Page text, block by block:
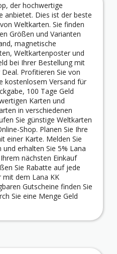
der hochwertige
anbietet. Dies ist der beste
Weltkarten. Sie finden
Größen und Varianten
magnetische
Weltkartenposter und
bei Ihrer Bestellung mit
Profitieren Sie von
kostenlosem Versand für
100 Tage Geld
Karten und
in verschiedenen
Sie günstige Weltkarten
Shop. Planen Sie Ihre
einer Karte. Melden Sie
erhalten Sie 5% Lana
nächsten Einkauf
Sie Rabatte auf jede
mit dem Lana KK
Gutscheine finden Sie
Sie eine Menge Geld